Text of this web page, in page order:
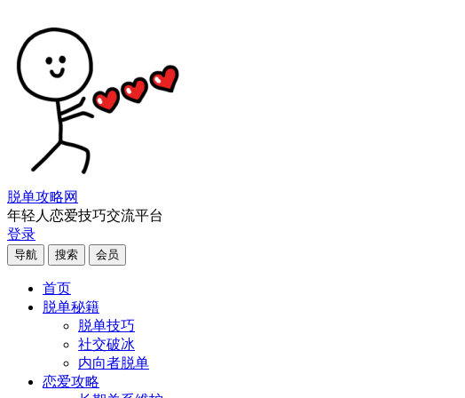
脱单攻略网
年轻人恋爱技巧交流平台
登录
导航 搜索 会员
首页
脱单秘籍
脱单技巧
社交破冰
内向者脱单
恋爱攻略